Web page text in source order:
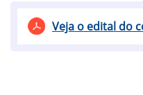
Veja o edital do